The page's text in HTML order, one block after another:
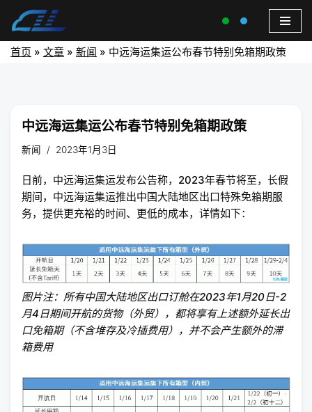
首页 » 文章 » 新闻 » 中远海运集运公布春节特别免箱期政策
中远海运集运公布春节特别免箱期政策
新闻 2023年1月3日
日前，中远海运集运发布公告称，2023年春节将至，长假
期间，中远海运集运推出中国大陆地区出口特殊免箱期服
务，提供更充裕的时间、更低的成本，详情如下：
图片注：所有中国大陆地区出口订舱在2023年1月20日-2
月4日期间开航的货物（外贸），都将享有上述额外延长出
口免箱期（不含堆存及冷插费用），并不会产生额外的滞
箱费用